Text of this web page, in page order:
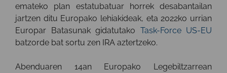
emateko plan estatubatuar horrek desabantailan
jartzen ditu Europako lehiakideak, eta 2022ko urrian
Europar Batasunak gidatutako Task-Force US-EU
batzorde bat sortu zen IRA aztertzeko.
Abenduaren 14an Europako Legebiltzarrean